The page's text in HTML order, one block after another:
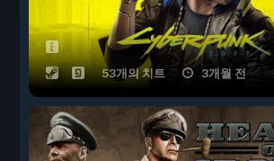
53개의 치트 3개월 전